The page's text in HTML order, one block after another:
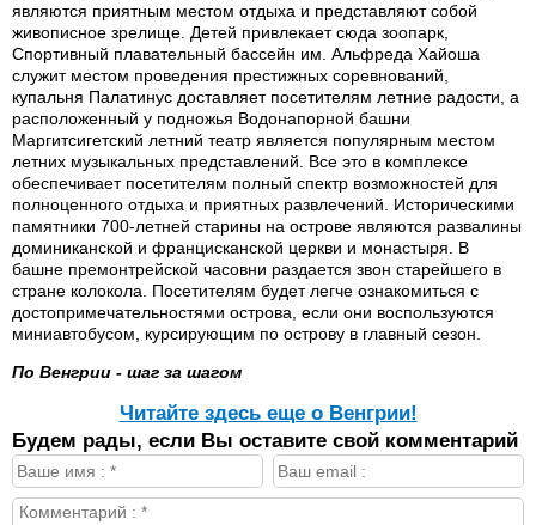
являются приятным местом отдыха и представляют собой
живописное зрелище. Детей привлекает сюда зоопарк,
Спортивный плавательный бассейн им. Альфреда Хайоша
служит местом проведения престижных соревнований,
купальня Палатинус доставляет посетителям летние радости, а
расположенный у подножья Водонапорной башни
Маргитсигетский летний театр является популярным местом
летних музыкальных представлений. Все это в комплексе
обеспечивает посетителям полный спектр возможностей для
полноценного отдыха и приятных развлечений. Историческими
памятники 700-летней старины на острове являются развалины
доминиканской и францисканской церкви и монастыря. В
башне премонтрейской часовни раздается звон старейшего в
стране колокола. Посетителям будет легче ознакомиться с
достопримечательностями острова, если они воспользуются
миниавтобусом, курсирующим по острову в главный сезон.
По Венгрии - шаг за шагом
Читайте здесь еще о Венгрии!
Будем рады, если Вы оставите свой комментарий